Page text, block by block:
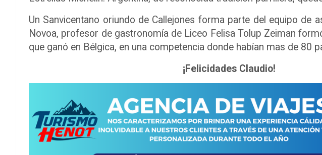
Un Sanvicentano oriundo de Callejones forma parte del equipo de
Novoa, profesor de gastronomía de Liceo Felisa Tolup Zeiman
que ganó en Bélgica, en una competencia donde habían mas de 80
¡Felicidades Claudio!